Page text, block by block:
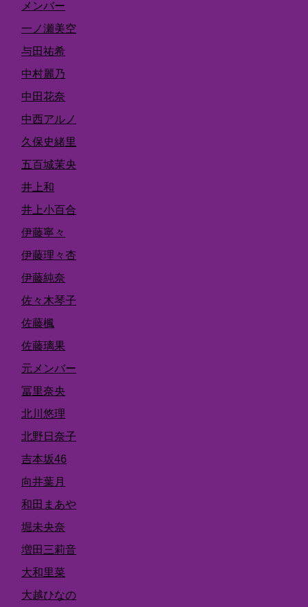
メンバー
一ノ瀬美空
与田祐希
中村麗乃
中田花奈
中西アルノ
久保史緒里
五百城茉央
井上和
井上小百合
伊藤寧々
伊藤理々杏
伊藤純奈
佐々木琴子
佐藤楓
佐藤璃果
元メンバー
冨里奈央
北川悠理
北野日奈子
吉本坂46
向井葉月
和田まあや
堀未央奈
増田三莉音
大和里菜
大越ひなの